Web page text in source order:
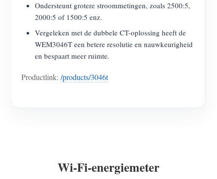
Ondersteunt grotere stroommetingen, zoals 2500:5,
2000:5 of 1500:5 enz.
Vergeleken met de dubbele CT-oplossing heeft de
WEM3046T een betere resolutie en nauwkeurigheid
en bespaart meer ruimte.
Productlink: /products/3046t
Wi-Fi-energiemeter